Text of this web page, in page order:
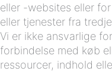
eller -websites eller
eller tjenester fra
Vi er ikke ansvarlige
forbindelse med køb
ressourcer, indhold